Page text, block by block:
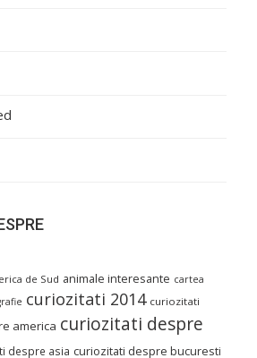
de Sud animale interesante cartea
curiozitati 2014 curiozitati
america curiozitati despre
despre asia curiozitati despre bucuresti